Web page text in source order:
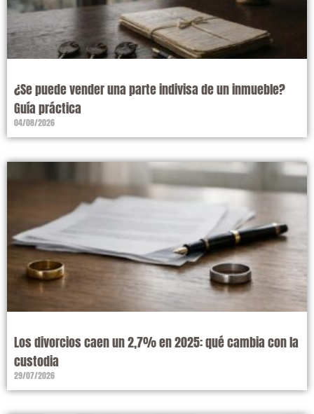
¿Se puede vender una parte indivisa de un inmueble?
Guía práctica
04/08/2026
Los divorcios caen un 2,7% en 2025: qué cambia con la
custodia
29/07/2026